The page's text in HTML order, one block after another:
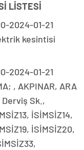
LİSTESİ
2024-01-21
kesintisi
2024-01-21
, AKPINAR, ARA
Derviş Sk.,
İSİMSİZ14,
İSİMSİZ20,